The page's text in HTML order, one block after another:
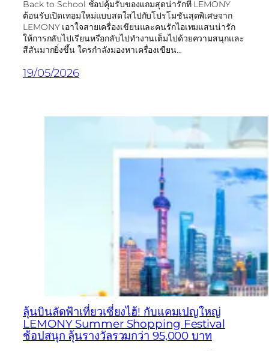
Back to School ช้อปคุ้มรับของแถมสุดน่ารักที่ LEMONY
ต้อนรับเปิดเทอมใหม่แบบสดใสไปกับโปรโมชันสุดพิเศษจาก
LEMONY เอาใจสายเครื่องเขียนและคนรักไอเทมแสนน่ารัก
ให้การกลับไปเรียนหรือกลับไปทำงานเต็มไปด้วยความสนุกและ
สีสันมากยิ่งขึ้น ใครกำลังมองหาเครื่องเขียน…
19/05/2026
ลุ้นบินลัดฟ้าเที่ยวเซี่ยงไฮ้! กับแคมเปญใหญ่
LEMONY Summer Shopping Festival
ช้อปสนุก ลุ้นรางวัลรวมกว่า 95,000 บาท